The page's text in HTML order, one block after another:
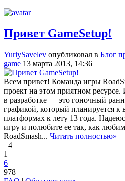
Привет GameSetup!
YuriySavelev опубликовал в Блог
game 13 марта 2013, 14:36
Всем привет! Команда игры
проект на этом приятном ресурсе.
в разработке — это гоночный
графикой, который планируется
платформах к лету 13 года.
игру и полюбите ее так, как
RoadSmash... Читать полностью»
+4
1
6
978